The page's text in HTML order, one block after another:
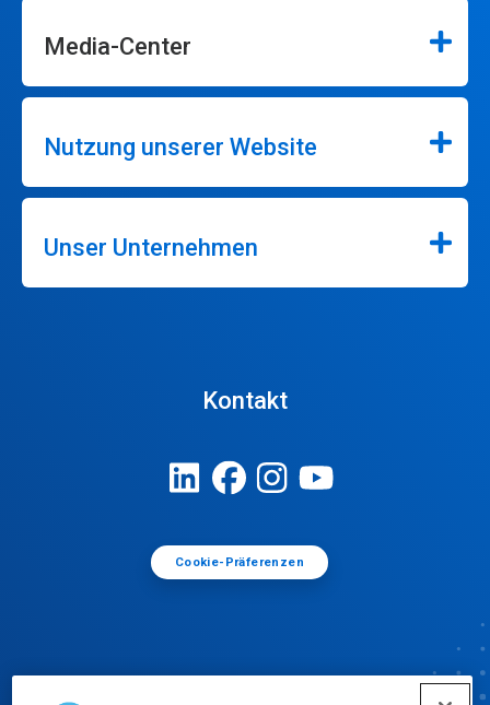
Media-Center
Nutzung unserer Website
Unser Unternehmen
Kontakt
Cookie-Präferenzen